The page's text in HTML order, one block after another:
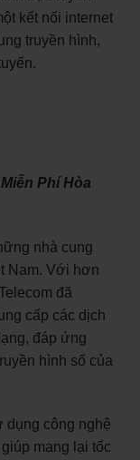
kết nối internet
truyền hình,
Phí Hòa
nhà cung
Nam. Với hơn
đã
cấp các dịch
đáp ứng
hình số của
dụng công nghệ
mang lại tốc